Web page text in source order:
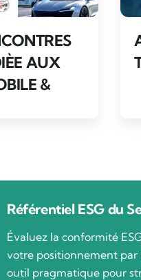
AUX
&
Référentiel ESG du
Évaluez la conformité
votre positionnement par
outil pragmatique pour